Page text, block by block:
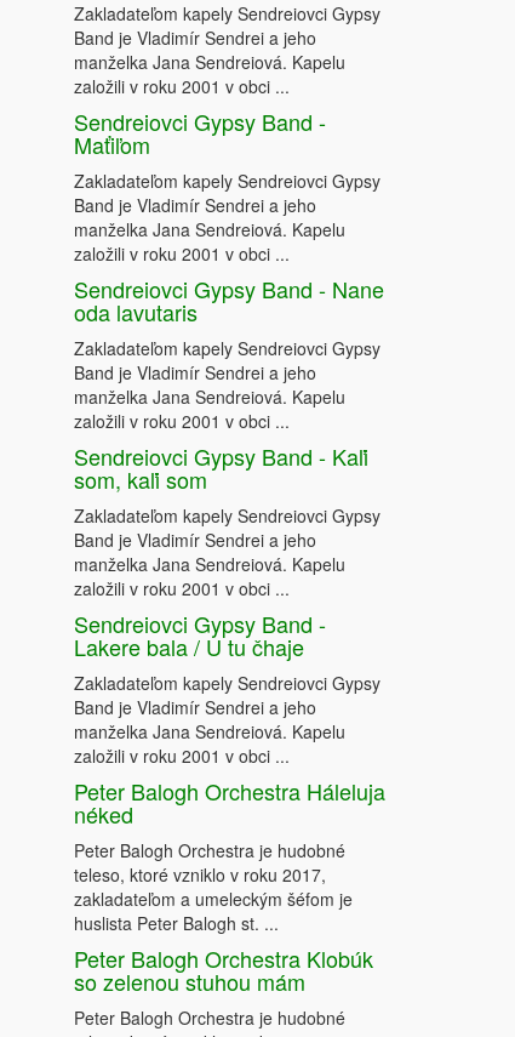
Zakladateľom kapely Sendreiovci Gypsy
Band je Vladimír Sendrei a jeho
manželka Jana Sendreiová. Kapelu
založili v roku 2001 v obci ...
Sendreiovci Gypsy Band -
Maťiľom
Zakladateľom kapely Sendreiovci Gypsy
Band je Vladimír Sendrei a jeho
manželka Jana Sendreiová. Kapelu
založili v roku 2001 v obci ...
Sendreiovci Gypsy Band - Nane
oda lavutaris
Zakladateľom kapely Sendreiovci Gypsy
Band je Vladimír Sendrei a jeho
manželka Jana Sendreiová. Kapelu
založili v roku 2001 v obci ...
Sendreiovci Gypsy Band - Kaľi
som, kaľi som
Zakladateľom kapely Sendreiovci Gypsy
Band je Vladimír Sendrei a jeho
manželka Jana Sendreiová. Kapelu
založili v roku 2001 v obci ...
Sendreiovci Gypsy Band -
Lakere bala / U tu čhaje
Zakladateľom kapely Sendreiovci Gypsy
Band je Vladimír Sendrei a jeho
manželka Jana Sendreiová. Kapelu
založili v roku 2001 v obci ...
Peter Balogh Orchestra Háleluja
néked
Peter Balogh Orchestra je hudobné
teleso, ktoré vzniklo v roku 2017,
zakladateľom a umeleckým šéfom je
huslista Peter Balogh st. ...
Peter Balogh Orchestra Klobúk
so zelenou stuhou mám
Peter Balogh Orchestra je hudobné